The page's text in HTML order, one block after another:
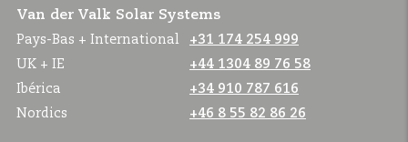
Van der Valk Solar Systems
Pays-Bas + International
+31 174 254 999
UK + IE
+44 1304 89 76 58
Ibérica
+34 910 787 616
Nordics
+46 8 55 82 86 26